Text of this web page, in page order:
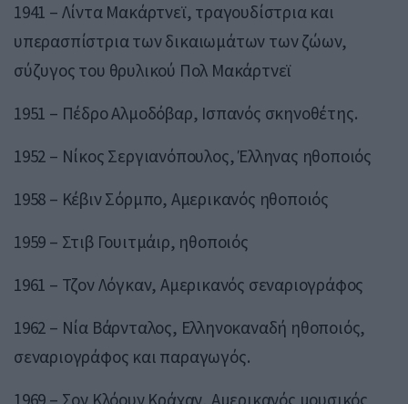
1941 – Λίντα Μακάρτνεϊ, τραγουδίστρια και
υπερασπίστρια των δικαιωμάτων των ζώων,
σύζυγος του θρυλικού Πολ Μακάρτνεϊ
1951 – Πέδρο Αλμοδόβαρ, Ισπανός σκηνοθέτης.
1952 – Νίκος Σεργιανόπουλος, Έλληνας ηθοποιός
1958 – Κέβιν Σόρμπο, Αμερικανός ηθοποιός
1959 – Στιβ Γουιτμάιρ, ηθοποιός
1961 – Τζον Λόγκαν, Αμερικανός σεναριογράφος
1962 – Νία Βάρνταλος, Ελληνοκαναδή ηθοποιός,
σεναριογράφος και παραγωγός.
1969 – Σον Κλόουν Κράχαν, Αμερικανός μουσικός